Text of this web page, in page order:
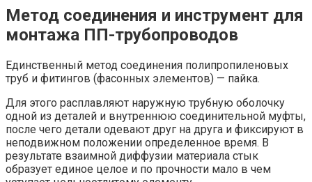
Метод соединения и инструмент для
монтажа ПП-трубопроводов
Единственный метод соединения полипропиленовых
труб и фитингов (фасонных элементов) — пайка.
Для этого расплавляют наружную трубную оболочку
одной из деталей и внутреннюю соединительной муфты,
после чего детали одевают друг на друга и фиксируют в
неподвижном положении определенное время. В
результате взаимной диффузии материала стык
образует единое целое и по прочности мало в чем